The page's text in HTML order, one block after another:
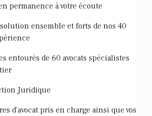
permanence à votre écoute
ensemble et forts de nos 40
entourés de 60 avocats spécialistes
Juridique
d'avocat pris en charge ainsi que vos